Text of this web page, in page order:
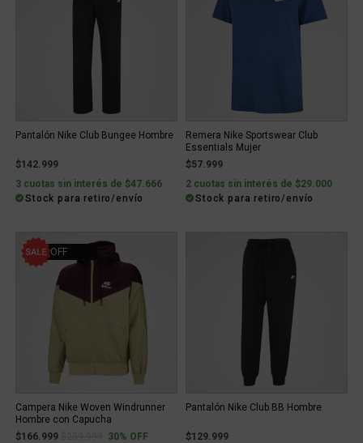
Pantalón Nike Club Bungee Hombre
$142.999
3 cuotas sin interés de $47.666
Stock para retiro/envío
Remera Nike Sportswear Club
Essentials Mujer
$57.999
2 cuotas sin interés de $29.000
Stock para retiro/envío
30% OFF
Campera Nike Woven Windrunner
Hombre con Capucha
$166.999
Price reduced from
to30% OFF
Pantalón Nike Club BB Hombre
$129.999